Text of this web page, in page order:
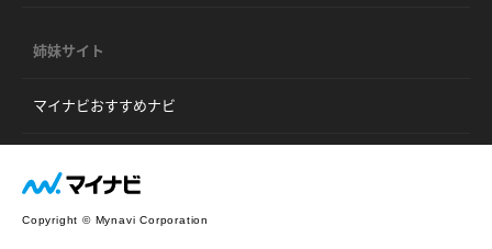
姉妹サイト
マイナビおすすめナビ
Copyright © Mynavi Corporation